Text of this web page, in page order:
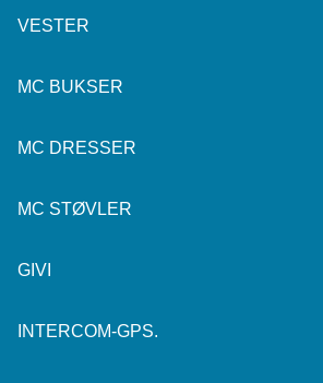
VESTER
MC BUKSER
MC DRESSER
MC STØVLER
GIVI
INTERCOM-GPS.